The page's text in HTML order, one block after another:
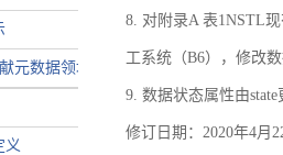
元数据领域模型的验证
义
8. 对附录A 表1NSTL
工系统（B6），修改
9. 数据状态属性由state
修订日期：2020年4月